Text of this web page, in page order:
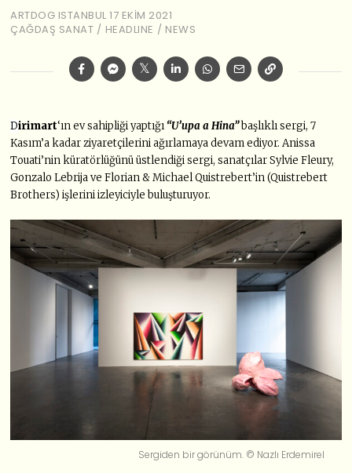
ARTDOG ISTANBUL 17 EKIM 2021
ÇAĞDAŞ SANAT / HEADLINE / NEWS
Dirimart‘ın ev sahipliği yaptığı “U’upa a Hina”başlıklı sergi, 7
Kasım’a kadar ziyaretçilerini ağırlamaya devam ediyor. Anissa
Touati’nin küratörlüğünü üstlendiği sergi, sanatçılar Sylvie Fleury,
Gonzalo Lebrija ve Florian & Michael Quistrebert’in (Quistrebert
Brothers) işlerini izleyiciyle buluşturuyor.
Sergiden bir görünüm. © Nazlı Erdemirel